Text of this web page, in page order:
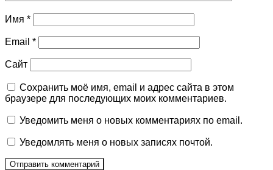
Имя *
Email *
Сайт
Сохранить моё имя, email и адрес сайта в этом
браузере для последующих моих комментариев.
Уведомить меня о новых комментариях по email.
Уведомлять меня о новых записях почтой.